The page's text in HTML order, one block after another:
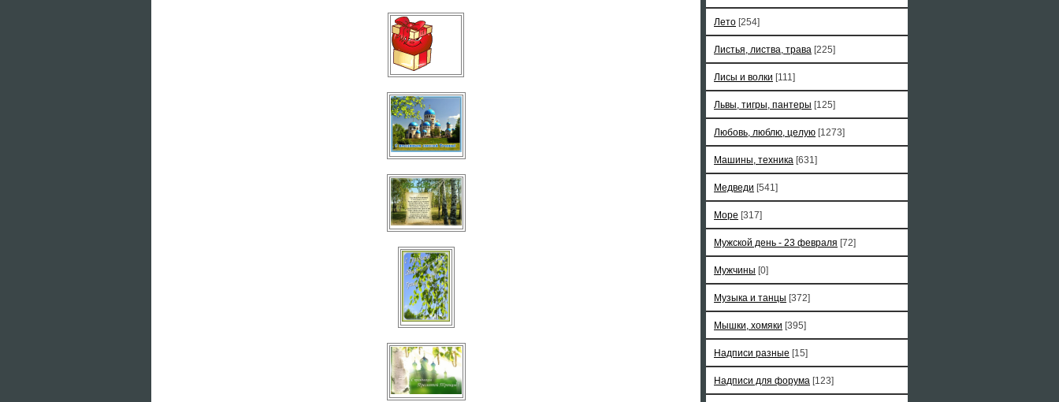
Лето [254]
Листья, листва, трава [225]
Лисы и волки [111]
Львы, тигры, пантеры [125]
Любовь, люблю, целую [1273]
Машины, техника [631]
Медведи [541]
Море [317]
Мужской день - 23 февраля [72]
Мужчины [0]
Музыка и танцы [372]
Мышки, хомяки [395]
Надписи разные [15]
Надписи для форума [123]